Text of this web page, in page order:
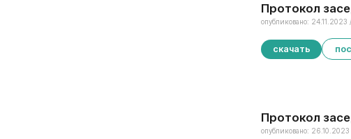
Протокол
опубликовано: 24.11.2023
скачать
Протокол
опубликовано: